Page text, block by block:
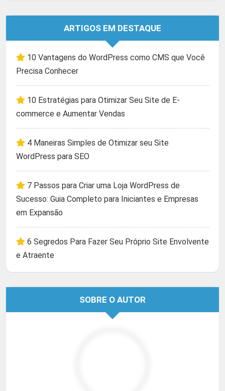
ARTIGOS EM DESTAQUE
10 Vantagens do WordPress como CMS que Você
Precisa Conhecer
10 Estratégias para Otimizar Seu Site de E-
commerce e Aumentar Vendas
4 Maneiras Simples de Otimizar seu Site
WordPress para SEO
7 Passos para Criar uma Loja WordPress de
Sucesso: Guia Completo para Iniciantes e Empresas
em Expansão
6 Segredos Para Fazer Seu Próprio Site Envolvente
e Atraente
SOBRE O AUTOR